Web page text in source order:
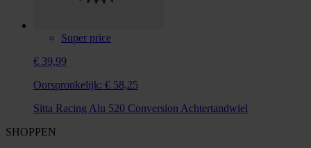
Super price
€ 39,99
Oorspronkelijk: € 58,25
Sitta Racing Alu 520 Conversion Achtertandwiel
SHOPPEN